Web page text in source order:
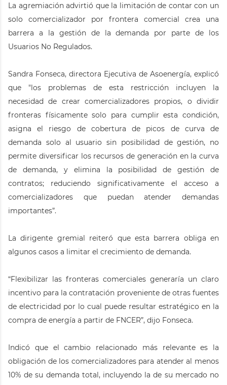
La agremiación advirtió que la limitación de contar con un
solo comercializador por frontera comercial crea una
barrera a la gestión de la demanda por parte de los
Usuarios No Regulados.
Sandra Fonseca, directora Ejecutiva de Asoenergía, explicó
que "los problemas de esta restricción incluyen la
necesidad de crear comercializadores propios, o dividir
fronteras físicamente solo para cumplir esta condición,
asigna el riesgo de cobertura de picos de curva de
demanda solo al usuario sin posibilidad de gestión, no
permite diversificar los recursos de generación en la curva
de demanda, y elimina la posibilidad de gestión de
contratos; reduciendo significativamente el acceso a
comercializadores que puedan atender demandas
importantes”.
La dirigente gremial reiteró que esta barrera obliga en
algunos casos a limitar el crecimiento de demanda.
“Flexibilizar las fronteras comerciales generaría un claro
incentivo para la contratación proveniente de otras fuentes
de electricidad por lo cual puede resultar estratégico en la
compra de energía a partir de FNCER”, dijo Fonseca.
Indicó que el cambio relacionado más relevante es la
obligación de los comercializadores para atender al menos
10% de su demanda total, incluyendo la de su mercado no